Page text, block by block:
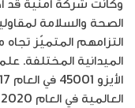
الصحة والسلامة
التزامهم المتميّز
الميدانية المختلفة.
العالمية في العام 2020 على مستوى قطاع الاتصالات في العالم.